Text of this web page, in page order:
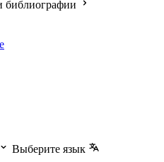
библиографии
Выберите язык